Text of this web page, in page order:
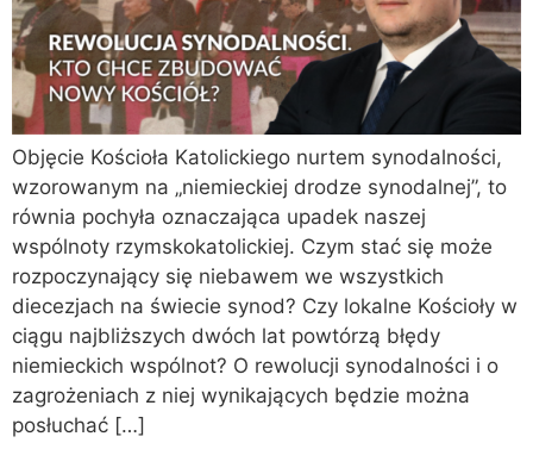
Objęcie Kościoła Katolickiego nurtem synodalności,
wzorowanym na „niemieckiej drodze synodalnej”, to
równia pochyła oznaczająca upadek naszej
wspólnoty rzymskokatolickiej. Czym stać się może
rozpoczynający się niebawem we wszystkich
diecezjach na świecie synod? Czy lokalne Kościoły w
ciągu najbliższych dwóch lat powtórzą błędy
niemieckich wspólnot? O rewolucji synodalności i o
zagrożeniach z niej wynikających będzie można
posłuchać […]